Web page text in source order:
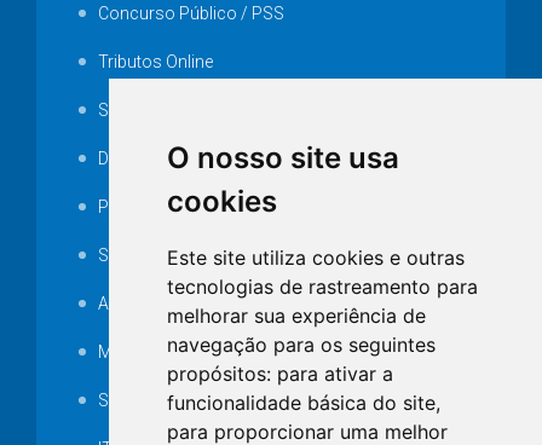
O nosso site usa
cookies
Este site utiliza cookies e outras
tecnologias de rastreamento para
melhorar sua experiência de
navegação para os seguintes
propósitos: para ativar a
funcionalidade básica do site,
para proporcionar uma melhor
Concurso Público / PSS
Tributos Online
Serviços ISS-E
Decretos
Portarias
SAMAE
Audiência pública
MANUTENÇÃO DE ILUMINAÇÃO PÚBLICA
Serviços Técnicos TI